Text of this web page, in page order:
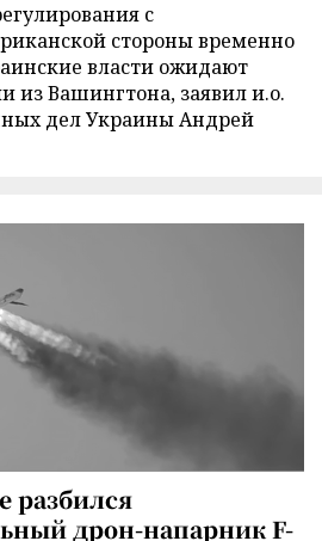
с
стороны временно
власти ожидают
из Вашингтона, заявил и.о.
дел Украины Андрей
разбился
дрон-напарник F-